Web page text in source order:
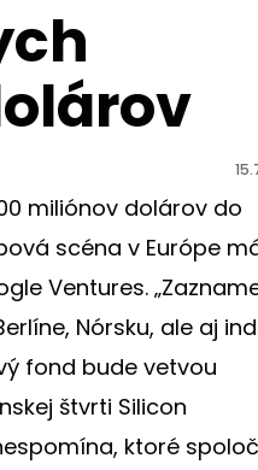
miliónov dolárov do
scéna v Európe
Ventures.
Nórsku, ale aj
fond bude vetvou
štvrti Silicon
ktoré